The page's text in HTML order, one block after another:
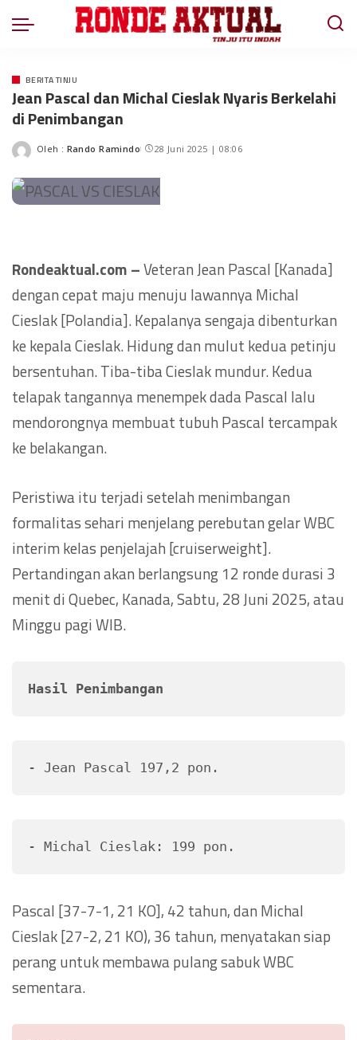
BERITA TINJU
Jean Pascal dan Michal Cieslak Nyaris Berkelahi
di Penimbangan
Oleh : Rando Ramindo 28 Juni 2025 | 08:06
Rondeaktual.com –Veteran Jean Pascal [Kanada]
dengan cepat maju menuju lawannya Michal
Cieslak [Polandia]. Kepalanya sengaja dibenturkan
ke kepala Cieslak. Hidung dan mulut kedua petinju
bersentuhan. Tiba-tiba Cieslak mundur. Kedua
telapak tangannya menempek dada Pascal lalu
mendorongnya membuat tubuh Pascal tercampak
ke belakangan.
Peristiwa itu terjadi setelah menimbangan
formalitas sehari menjelang perebutan gelar WBC
interim kelas penjelajah [cruiserweight].
Pertandingan akan berlangsung 12 ronde durasi 3
menit di Quebec, Kanada, Sabtu, 28 Juni 2025, atau
Minggu pagi WIB.
Hasil Penimbangan
- Jean Pascal 197,2 pon.
- Michal Cieslak: 199 pon.
Pascal [37-7-1, 21 KO], 42 tahun, dan Michal
Cieslak [27-2, 21 KO), 36 tahun, menyatakan siap
perang untuk membawa pulang sabuk WBC
sementara.